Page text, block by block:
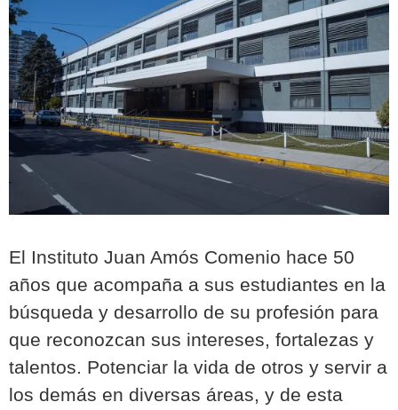
El Instituto Juan Amós Comenio hace 50
años que acompaña a sus estudiantes en la
búsqueda y desarrollo de su profesión para
que reconozcan sus intereses, fortalezas y
talentos. Potenciar la vida de otros y servir a
los demás en diversas áreas, y de esta